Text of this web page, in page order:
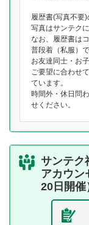
履歴書(写真不要)
写真はサンテク
なお、履歴書は
普段着（私服）
お友達同士・お
ご要望に合わせ
ています。
時間外・休日問
せください。
サンテク
アカウン
20日開催